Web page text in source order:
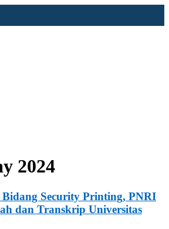
2024
Security Printing, PNRI
dan Transkrip Universitas